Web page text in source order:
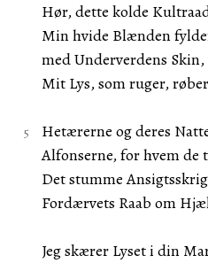
Hør, dette kolde
Min hvide Blænden
med Underverdens
Mit Lys, som ruger,
Hetærerne og deres
Alfonserne, for hvem
Det stumme
Fordærvets Raab om
Jeg skærer Lyset i din